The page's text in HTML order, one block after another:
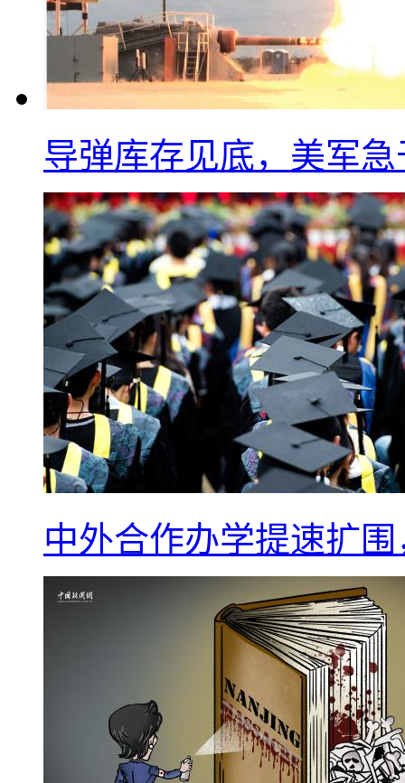
导弹库存见底，美军
中外合作办学提速扩